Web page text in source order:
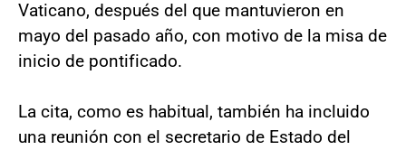
Vaticano, después del que mantuvieron en
mayo del pasado año, con motivo de la misa de
inicio de pontificado.
La cita, como es habitual, también ha incluido
una reunión con el secretario de Estado del